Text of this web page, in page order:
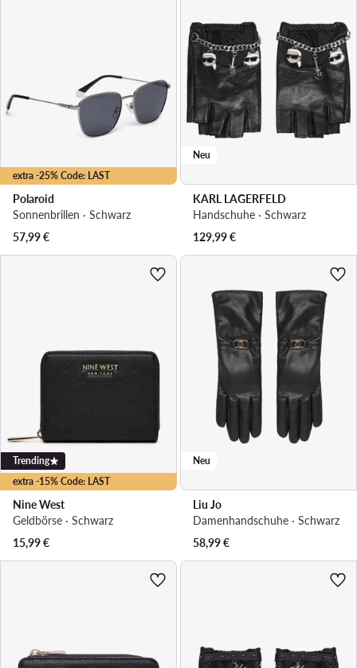
extra -25% Code: LAST
Polaroid
Sonnenbrillen · Schwarz
57,99€
Neu
KARL LAGERFELD
Handschuhe · Schwarz
129,99€
extra -15% Code: LAST
Trending
Nine West
Geldbörse · Schwarz
15,99€
Neu
Liu Jo
Damenhandschuhe · Schwarz
58,99€